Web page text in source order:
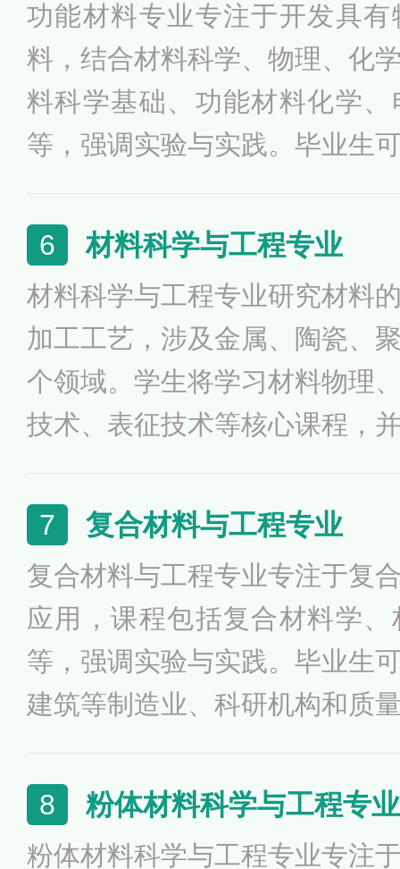
功能材料专业专注于开发具
料，结合材料科学、物理、化
料科学基础、功能材料化学
等，强调实验与实践。毕业生
及功能材料在科技、环境和医
业培养高素质专业人才，推
展，满足现代科技的需求。
6 材料科学与工程专业
材料科学与工程专业研究材料
加工工艺，涉及金属、陶瓷、
个领域。学生将学习材料物理
技术、表征技术等核心课程，
发工程师、质量检测工程师
天、电子、能源、建筑等行
料、新能源材料、生物材料等
科学与工程的应用前景广阔，
7 复合材料与工程专业
复合材料与工程专业专注于复
应用，课程包括复合材料学
等，强调实验与实践。毕业生
建筑等制造业、科研机构和质
在培养高素质的工程技术人才
进步与创新，以满足现代工业
8 粉体材料科学与工程专业
粉体材料科学与工程专业专注